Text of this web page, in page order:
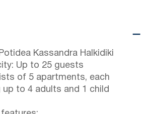
Kassandra Halkidiki
Up to 25 guests
of 5 apartments, each
to 4 adults and 1 child